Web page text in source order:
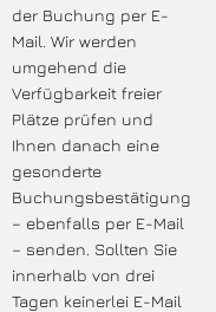
der Buchung per E-
Mail. Wir werden
umgehend die
Verfügbarkeit freier
Plätze prüfen und
Ihnen danach eine
gesonderte
Buchungsbestätigung
– ebenfalls per E-Mail
– senden. Sollten Sie
innerhalb von drei
Tagen keinerlei E-Mail